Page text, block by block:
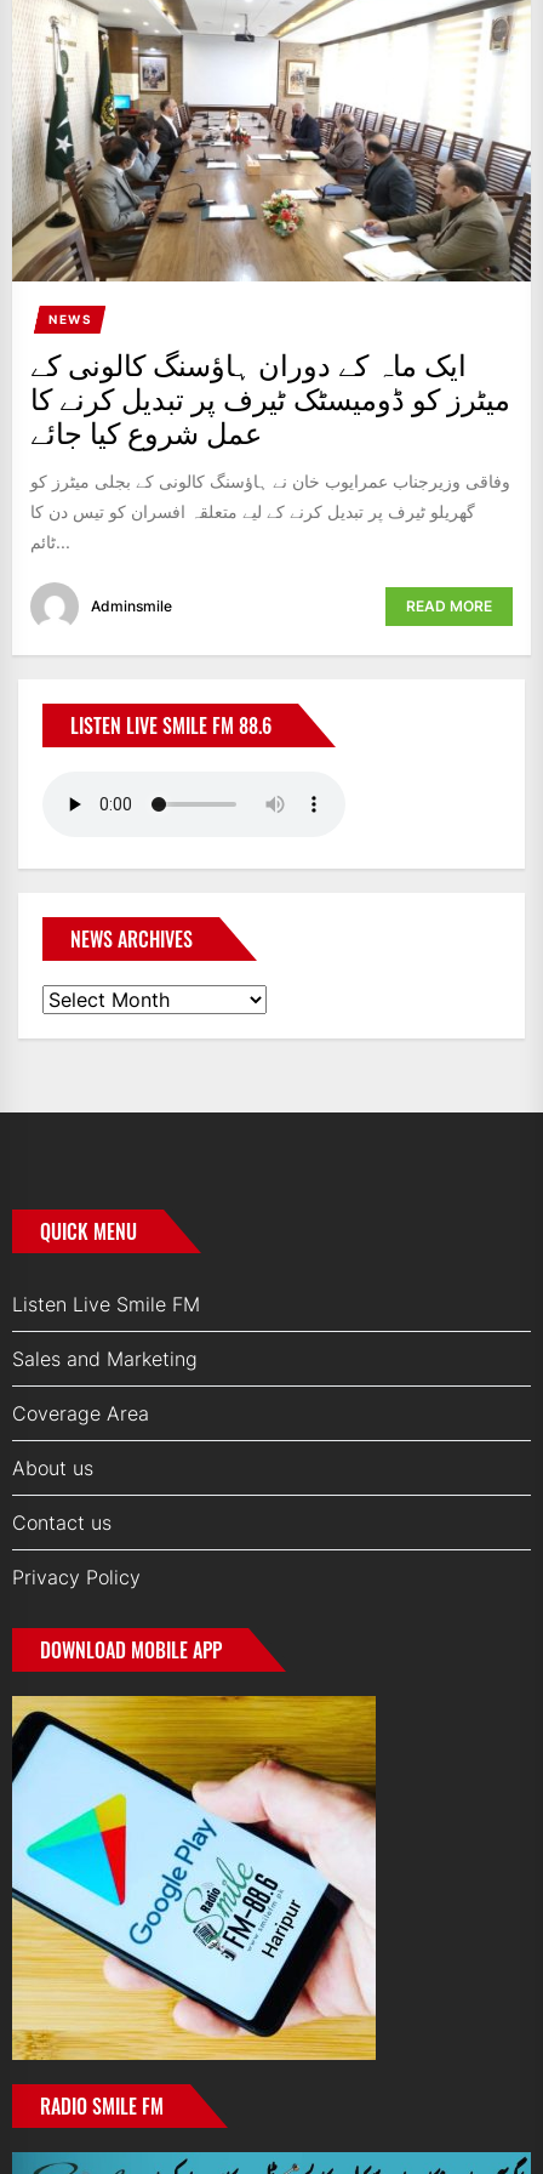
IT
BROADCASTS
NEWS
UPDATE,
CURRENT
AFFAIRS
&
ENTERTAINMENT
SHOWS
NEWS
ایک ماہ کے دوران ہاؤسنگ کالونی کے
میٹرز کو ڈومیسٹک ٹیرف پر تبدیل کرنے کا
عمل شروع کیا جائے
وفاقی وزیرجناب عمرایوب خان نے ہاؤسنگ کالونی کے بجلی میٹرز کو
گھریلو ٹیرف پر تبدیل کرنے کے لیے متعلقہ افسران کو تیس دن کا
ٹائم...
Adminsmile READ MORE
LISTEN LIVE SMILE FM 88.6
NEWS ARCHIVES
News
QUICK MENU
Listen Live Smile FM
Sales and Marketing
Coverage Area
About us
Contact us
Privacy Policy
DOWNLOAD MOBILE APP
RADIO SMILE FM